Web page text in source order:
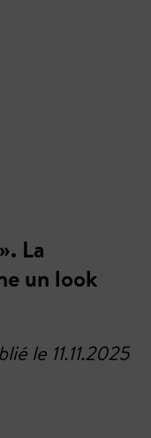
La
un look
le 11.11.2025